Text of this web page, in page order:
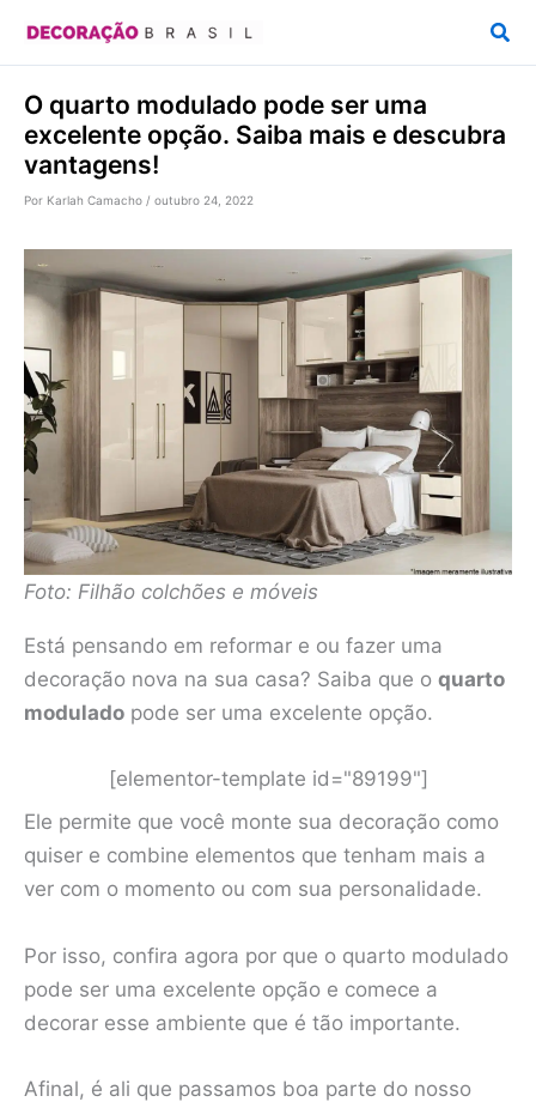
conteúdo
O quarto modulado pode ser uma
excelente opção. Saiba mais e descubra
vantagens!
Por Karlah Camacho / outubro 24, 2022
Foto: Filhão colchões e móveis
Está pensando em reformar e ou fazer uma
decoração nova na sua casa? Saiba que o quarto
modulado pode ser uma excelente opção.
[elementor-template id="89199"]
Ele permite que você monte sua decoração como
quiser e combine elementos que tenham mais a
ver com o momento ou com sua personalidade.
Por isso, confira agora por que o quarto modulado
pode ser uma excelente opção e comece a
decorar esse ambiente que é tão importante.
Afinal, é ali que passamos boa parte do nosso